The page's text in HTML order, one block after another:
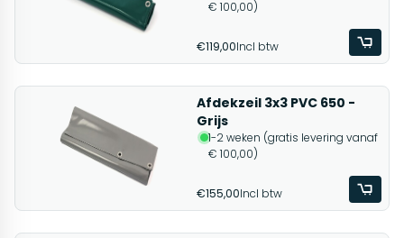
€ 100,00)
€119,00Incl btw
Afdekzeil 3x3 PVC 650 -
Grijs
1-2 weken (gratis levering vanaf
€ 100,00)
€155,00Incl btw